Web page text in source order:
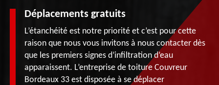
Déplacements gratuits
L’étanchéité est notre priorité et c’est pour cette
raison que nous vous invitons à nous contacter dès
que les premiers signes d’infiltration d’eau
apparaissent. L’entreprise de toiture Couvreur
Bordeaux 33 est disposée à se déplacer